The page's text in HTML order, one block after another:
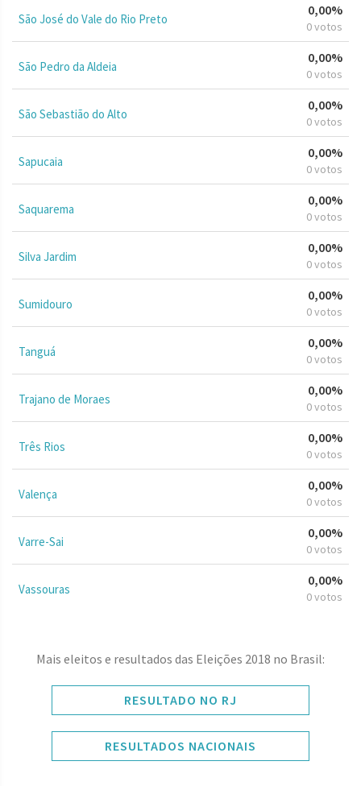
São José do Vale do Rio Preto
0,00%
0 votos
São Pedro da Aldeia
0,00%
0 votos
São Sebastião do Alto
0,00%
0 votos
Sapucaia
0,00%
0 votos
Saquarema
0,00%
0 votos
Silva Jardim
0,00%
0 votos
Sumidouro
0,00%
0 votos
Tanguá
0,00%
0 votos
Trajano de Moraes
0,00%
0 votos
Três Rios
0,00%
0 votos
Valença
0,00%
0 votos
Varre-Sai
0,00%
0 votos
Vassouras
0,00%
0 votos
Mais eleitos e resultados das Eleições 2018 no Brasil:
RESULTADO NO RJ
RESULTADOS NACIONAIS